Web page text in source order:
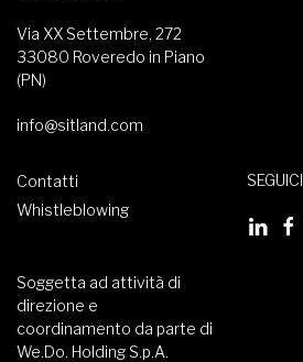
Via XX Settembre, 272
33080 Roveredo in Piano
(PN)
info@sitland.com
Contatti
Whistleblowing
SEGUICI
Soggetta ad attività di
direzione e
coordinamento da parte di
We.Do. Holding S.p.A.